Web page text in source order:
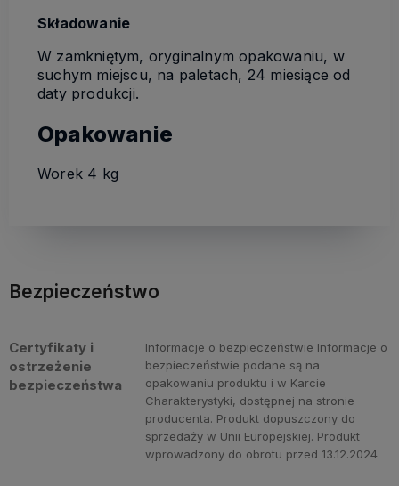
Składowanie
W zamkniętym, oryginalnym opakowaniu, w
suchym miejscu, na paletach, 24 miesiące od
daty produkcji.
Opakowanie
Worek 4 kg
Bezpieczeństwo
Certyfikaty i
ostrzeżenie
bezpieczeństwa
Informacje o bezpieczeństwie Informacje o
bezpieczeństwie podane są na
opakowaniu produktu i w Karcie
Charakterystyki, dostępnej na stronie
producenta. Produkt dopuszczony do
sprzedaży w Unii Europejskiej. Produkt
wprowadzony do obrotu przed 13.12.2024